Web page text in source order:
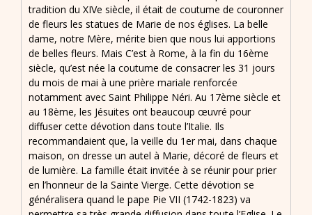
tradition du XIVe siècle, il était de coutume de couronner
de fleurs les statues de Marie de nos églises. La belle
dame, notre Mère, mérite bien que nous lui apportions
de belles fleurs. Mais C’est à Rome, à la fin du 16ème
siècle, qu’est née la coutume de consacrer les 31 jours
du mois de mai à une prière mariale renforcée
notamment avec Saint Philippe Néri. Au 17ème siècle et
au 18ème, les Jésuites ont beaucoup œuvré pour
diffuser cette dévotion dans toute l’Italie. Ils
recommandaient que, la veille du 1er mai, dans chaque
maison, on dresse un autel à Marie, décoré de fleurs et
de lumière. La famille était invitée à se réunir pour prier
en l’honneur de la Sainte Vierge. Cette dévotion se
généralisera quand le pape Pie VII (1742-1823) va